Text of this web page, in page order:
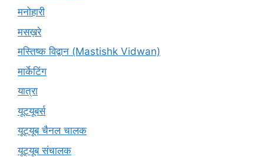
मनोहारी
मसख़रे
मस्तिष्क विद्वान (Mastishk Vidwan)
मार्केटिंग
यात्रा
यूटयूबर्स
यूट्यूब चैनल चालक
यूट्यूब संचालक